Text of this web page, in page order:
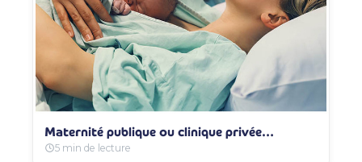
Maternité publique ou clinique privée…
5 min de lecture